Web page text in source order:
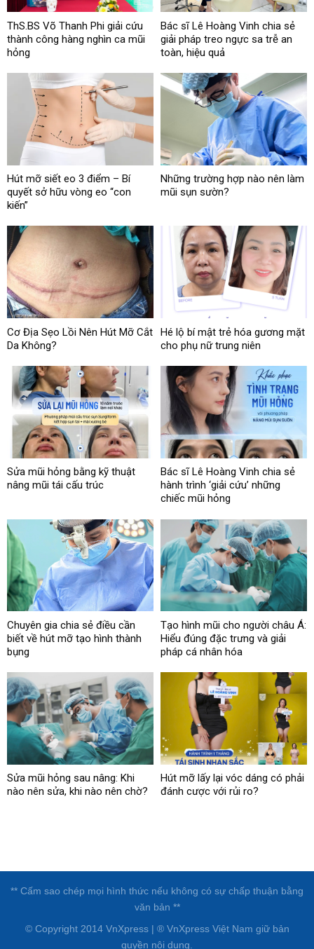
ThS.BS Võ Thanh Phi giải cứu
thành công hàng nghìn ca mũi
hỏng
Bác sĩ Lê Hoàng Vinh chia sẻ
giải pháp treo ngực sa trễ an
toàn, hiệu quả
Hút mỡ siết eo 3 điểm – Bí
quyết sở hữu vòng eo “con
kiến”
Những trường hợp nào nên làm
mũi sụn sườn?
Cơ Địa Sẹo Lồi Nên Hút Mỡ Cắt
Da Không?
Hé lộ bí mật trẻ hóa gương mặt
cho phụ nữ trung niên
Sửa mũi hỏng bằng kỹ thuật
nâng mũi tái cấu trúc
Bác sĩ Lê Hoàng Vinh chia sẻ
hành trình ‘giải cứu’ những
chiếc mũi hỏng
Chuyên gia chia sẻ điều cần
biết về hút mỡ tạo hình thành
bụng
Tạo hình mũi cho người châu Á:
Hiểu đúng đặc trưng và giải
pháp cá nhân hóa
Sửa mũi hỏng sau nâng: Khi
nào nên sửa, khi nào nên chờ?
Hút mỡ lấy lại vóc dáng có phải
đánh cược với rủi ro?
** Cấm sao chép mọi hình thức nếu không có sự chấp thuận bằng
văn bản **
© Copyright 2014 VnXpress | ® VnXpress Việt Nam giữ bản
quyền nội dung.